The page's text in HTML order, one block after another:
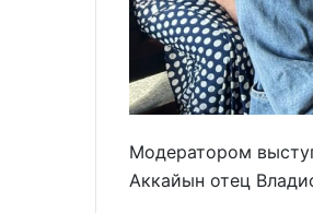
Модератором
Аккайын отец